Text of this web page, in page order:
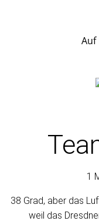
Auf
1
38 Grad, aber das
weil das